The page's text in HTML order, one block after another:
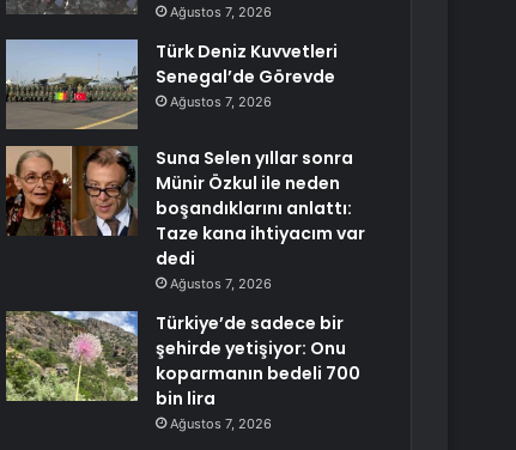
Ağustos 7, 2026
Türk Deniz Kuvvetleri
Senegal’de Görevde
Ağustos 7, 2026
Suna Selen yıllar sonra
Münir Özkul ile neden
boşandıklarını anlattı:
Taze kana ihtiyacım var
dedi
Ağustos 7, 2026
Türkiye’de sadece bir
şehirde yetişiyor: Onu
koparmanın bedeli 700
bin lira
Ağustos 7, 2026